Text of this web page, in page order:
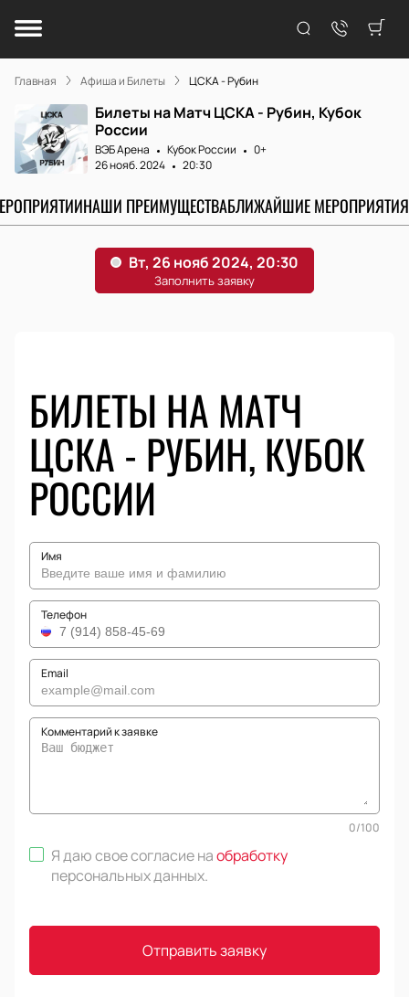
Главная Афиша и Билеты ЦСКА - Рубин
Билеты на Матч ЦСКА - Рубин, Кубок
России
ВЭБ Арена Кубок России
0+
26 нояб. 2024
20:30
НАШИ ПРЕИМУЩЕСТВАБЛИЖАЙШИЕ МЕРОПРИЯТИЯ
БИЛЕТЫ НА МАТЧ
ЦСКА - РУБИН, КУБОК
РОССИИ
Имя
Телефон
Email
Комментарий к заявке
0/100
Я даю свое согласие наобработку
персональных данных.
Отправить заявку